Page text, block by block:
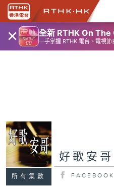
× 全新 RTHK On The
一手掌握 RTHK 電台、電視節
所有集數
好歌安哥
FACEBOOK